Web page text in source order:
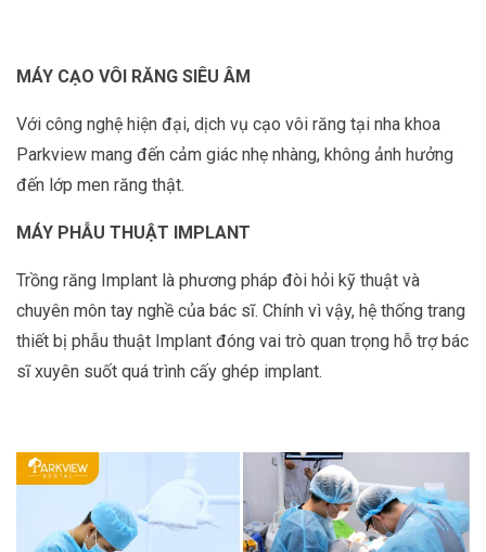
MÁY CẠO VÔI RĂNG SIÊU ÂM
Với công nghệ hiện đại, dịch vụ cạo vôi răng tại nha khoa
Parkview mang đến cảm giác nhẹ nhàng, không ảnh hưởng
đến lớp men răng thật.
MÁY PHẪU THUẬT IMPLANT
Trồng răng Implant là phương pháp đòi hỏi kỹ thuật và
chuyên môn tay nghề của bác sĩ. Chính vì vậy, hệ thống trang
thiết bị phẫu thuật Implant đóng vai trò quan trọng hỗ trợ bác
sĩ xuyên suốt quá trình cấy ghép implant.